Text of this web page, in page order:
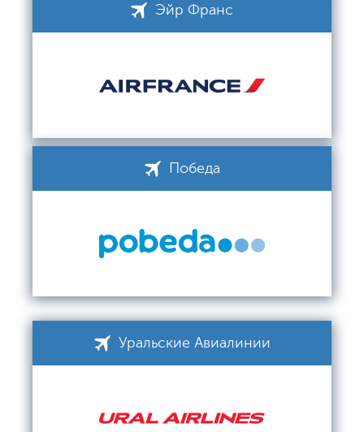
Эйр Франс
Победа
Уральские Авиалинии